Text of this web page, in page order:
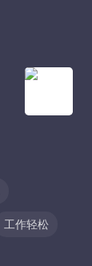
工作轻松